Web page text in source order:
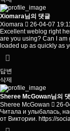
Xiomara님의 댓글
Xiomara
26-04-07
Excellent weblog right
are you using? Can I am
loaded up as quickly as
답변
삭제
Sheree McGowan님의
Sheree McGowan
26-
Читала и улыбалась,
от Виктории. https://